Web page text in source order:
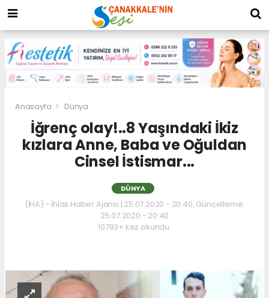
Anasayfa Dünya
İğrenç olay!..8 Yaşındaki İkiz
kızlara Anne, Baba ve Oğuldan
Cinsel İstismar...
DÜNYA
(İHA) - İhlas Haber Ajansı | 25.07.2020 - 20:40, Güncelleme:
25.07.2020 - 20:40
10793+ kez okundu.